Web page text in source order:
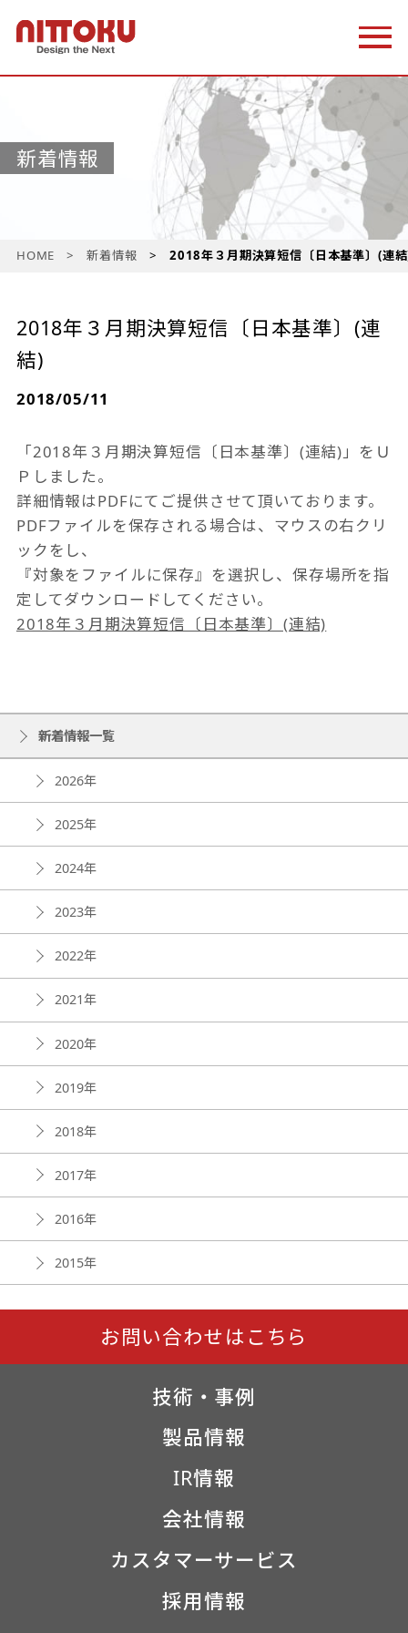
新着情報
HOME 新着情報 2018年３月期決算短信〔日本基準〕(連
2018年３月期決算短信〔日本基準〕(連
結)
2018/05/11
「2018年３月期決算短信〔日本基準〕(連結)」をＵ
Ｐしました。
詳細情報はPDFにてご提供させて頂いております。
PDFファイルを保存される場合は、マウスの右クリ
ックをし、
『対象をファイルに保存』を選択し、保存場所を指
定してダウンロードしてください。
2018年３月期決算短信〔日本基準〕(連結)
新着情報一覧
2026年
2025年
2024年
2023年
2022年
2021年
2020年
2019年
2018年
2017年
2016年
2015年
お問い合わせはこちら
技術・事例
製品情報
IR情報
会社情報
カスタマーサービス
採用情報